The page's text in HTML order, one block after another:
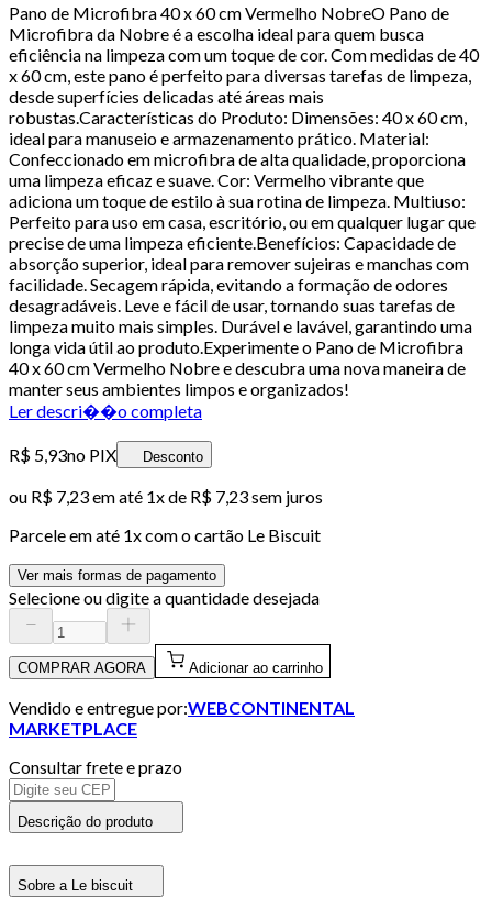
Pano de Microfibra 40 x 60 cm Vermelho NobreO Pano de
Microfibra da Nobre é a escolha ideal para quem busca
eficiência na limpeza com um toque de cor. Com medidas de 40
x 60 cm, este pano é perfeito para diversas tarefas de limpeza,
desde superfícies delicadas até áreas mais
robustas.Características do Produto: Dimensões: 40 x 60 cm,
ideal para manuseio e armazenamento prático. Material:
Confeccionado em microfibra de alta qualidade, proporciona
uma limpeza eficaz e suave. Cor: Vermelho vibrante que
adiciona um toque de estilo à sua rotina de limpeza. Multiuso:
Perfeito para uso em casa, escritório, ou em qualquer lugar que
precise de uma limpeza eficiente.Benefícios: Capacidade de
absorção superior, ideal para remover sujeiras e manchas com
facilidade. Secagem rápida, evitando a formação de odores
desagradáveis. Leve e fácil de usar, tornando suas tarefas de
limpeza muito mais simples. Durável e lavável, garantindo uma
longa vida útil ao produto.Experimente o Pano de Microfibra
40 x 60 cm Vermelho Nobre e descubra uma nova maneira de
manter seus ambientes limpos e organizados!
Ler descri��o completa
R$ 5,93no PIX Desconto
ou R$ 7,23em até 1x de R$ 7,23sem juros
Parcele em até 1x com o cartão Le Biscuit
Ver mais formas de pagamento
Selecione ou digite a quantidade desejada
COMPRAR AGORA Adicionar ao carrinho
Vendido e entregue por:WEBCONTINENTAL
MARKETPLACE
Consultar frete e prazo
Descrição do produto
Sobre a Le biscuit